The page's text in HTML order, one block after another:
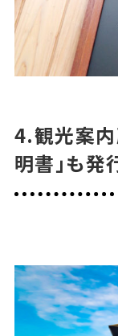
4.観光案内
明書」も発